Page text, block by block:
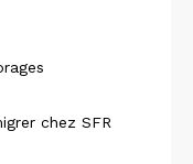
chez SFR